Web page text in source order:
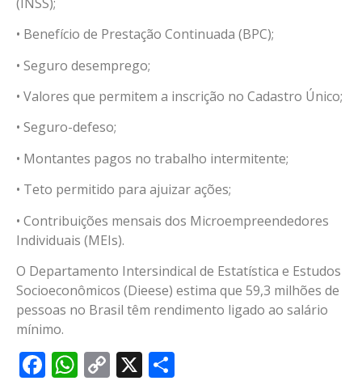
• Benefício de Prestação Continuada (BPC);
• Seguro desemprego;
• Valores que permitem a inscrição no Cadastro Único;
• Seguro-defeso;
• Montantes pagos no trabalho intermitente;
• Teto permitido para ajuizar ações;
• Contribuições mensais dos Microempreendedores
Individuais (MEIs).
O Departamento Intersindical de Estatística e Estudos
Socioeconômicos (Dieese) estima que 59,3 milhões de
pessoas no Brasil têm rendimento ligado ao salário
mínimo.
Facebook
WhatsApp
Copy
X